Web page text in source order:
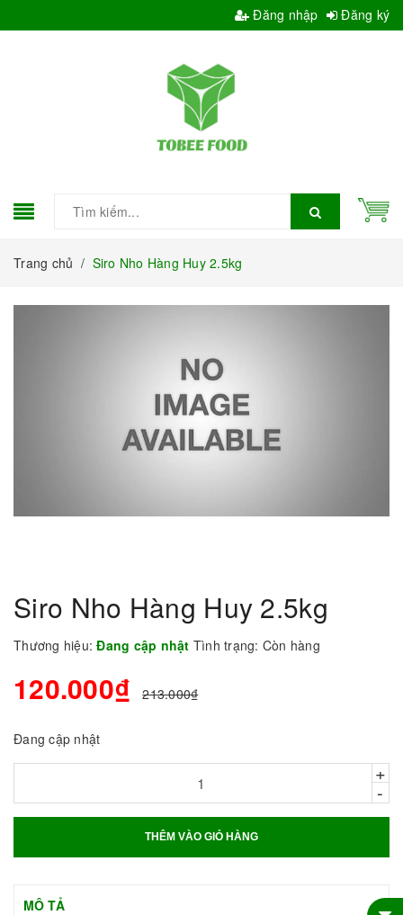
Đăng nhập Đăng ký
Trang chủ / Siro Nho Hàng Huy 2.5kg
Siro Nho Hàng Huy 2.5kg
Thương hiệu: Đang cập nhật Tình trạng: Còn hàng
120.000₫ 213.000₫
Đang cập nhật
+
-
THÊM VÀO GIỎ HÀNG
MÔ TẢ